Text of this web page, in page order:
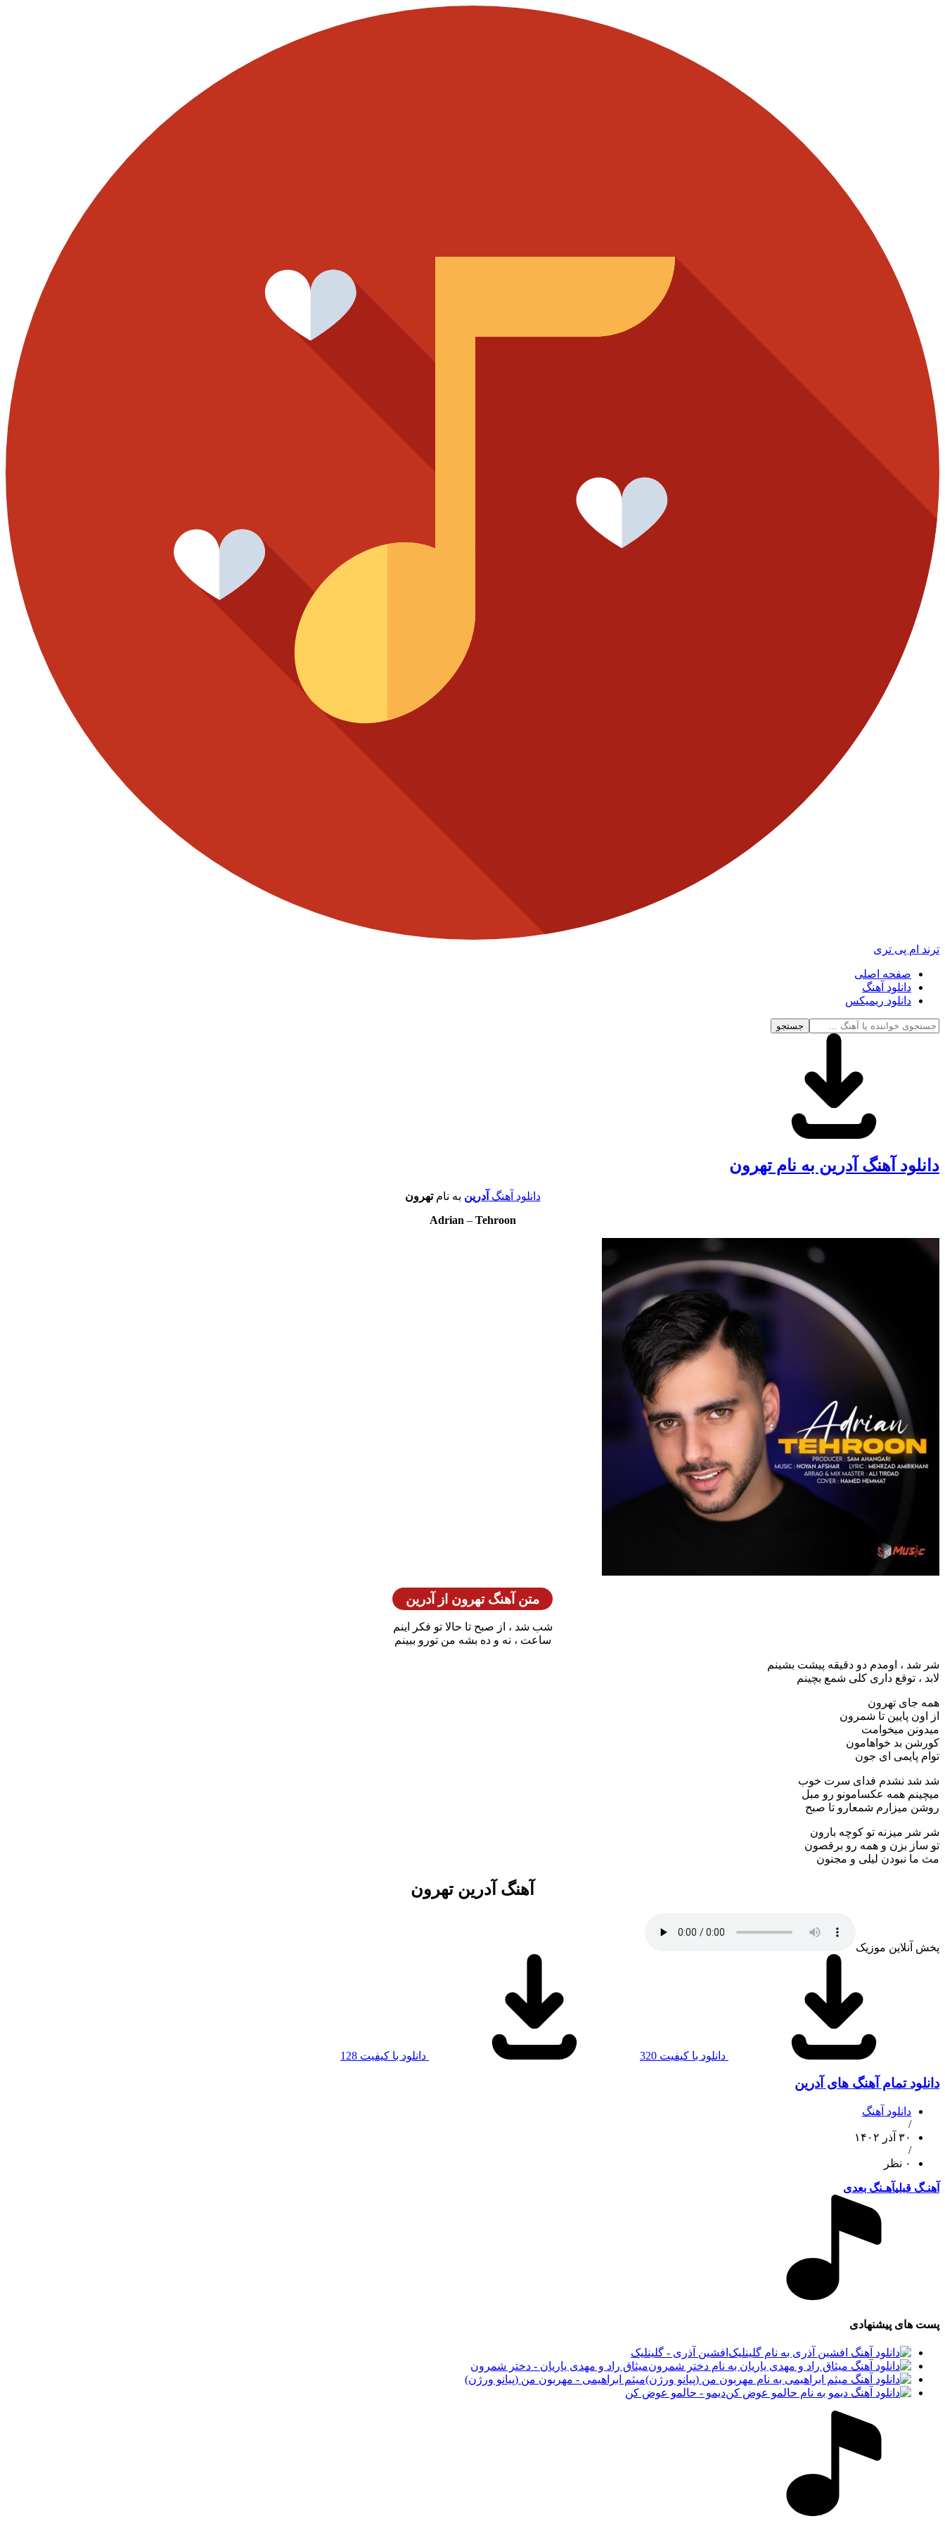
ترند ام پی تری
صفحه اصلی
دانلود آهنگ
دانلود ریمیکس
جستجو
دانلود آهنگ آدرین به نام تهرون
دانلود آهنگ آدرین به نامتهرون
Adrian – Tehroon
متن آهنگ تهرون از آدرین
شب شد ، از صبح تا حالا تو فکر اینم
ساعت ، نه و ده بشه من تورو ببینم
شر شد ، اومدم دو دقیقه پیشت بشینم
لابد ، توقع داری کلی شمع بچینم
همه جای تهرون
از اون پایین تا شمرون
میدونن میخوامت
کورشن بد خواهامون
توام پایمی ای جون
شد شد نشدم فدای سرت خوب
میچینم همه عکسامونو رو مبل
روشن میزارم شمعارو تا صبح
شر شر میزنه تو کوچه بارون
تو ساز بزن و همه رو برقصون
مث ما نبودن لیلی و مجنون
آهنگ آدرین تهرون
پخش آنلاین موزیک
دانلود با کیفیت 320 دانلود با کیفیت 128
دانلود تمام آهنگ های آدرین
دانلود آهنگ
/
۳۰ آذر ۱۴۰۲
/
۰ نظر
آهنـگ قبلیآهـنگ بعدی
پست های پیشنهادی
افشین آذری - گلینلیک
میثاق راد و مهدی یاریان - دختر شمرون
میثم ابراهیمی - مهربون من (پیانو ورژن)
دیمو - حالمو عوض کن